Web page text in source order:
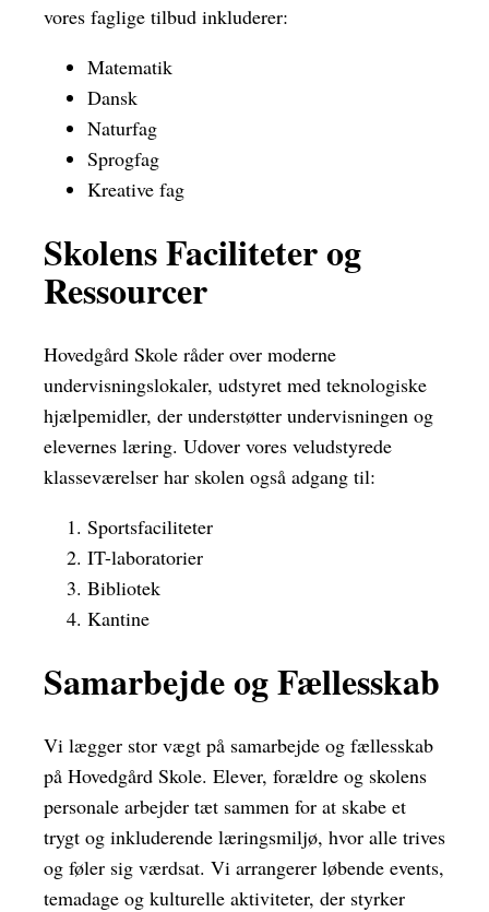
vores faglige tilbud inkluderer:
Matematik
Dansk
Naturfag
Sprogfag
Kreative fag
Skolens Faciliteter og
Ressourcer
Hovedgård Skole råder over moderne
undervisningslokaler, udstyret med teknologiske
hjælpemidler, der understøtter undervisningen og
elevernes læring. Udover vores veludstyrede
klasseværelser har skolen også adgang til:
Sportsfaciliteter
IT-laboratorier
Bibliotek
Kantine
Samarbejde og Fællesskab
Vi lægger stor vægt på samarbejde og fællesskab
på Hovedgård Skole. Elever, forældre og skolens
personale arbejder tæt sammen for at skabe et
trygt og inkluderende læringsmiljø, hvor alle trives
og føler sig værdsat. Vi arrangerer løbende events,
temadage og kulturelle aktiviteter, der styrker